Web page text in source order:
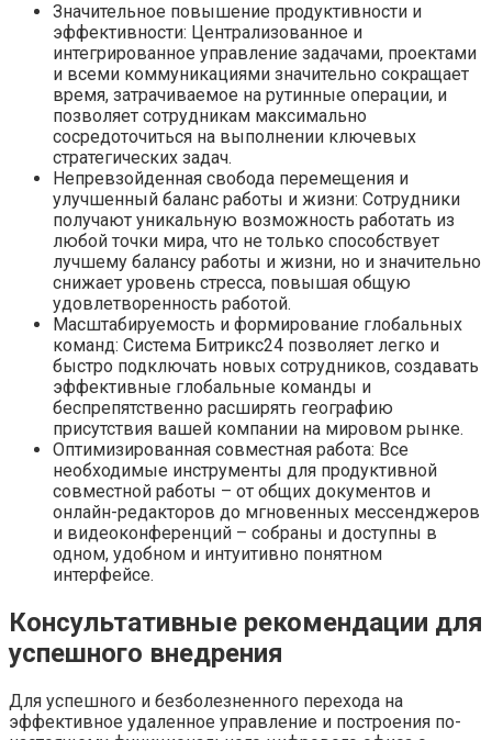
Значительное повышение продуктивности и
эффективности: Централизованное и
интегрированное управление задачами, проектами
и всеми коммуникациями значительно сокращает
время, затрачиваемое на рутинные операции, и
позволяет сотрудникам максимально
сосредоточиться на выполнении ключевых
стратегических задач.
Непревзойденная свобода перемещения и
улучшенный баланс работы и жизни: Сотрудники
получают уникальную возможность работать из
любой точки мира, что не только способствует
лучшему балансу работы и жизни, но и значительно
снижает уровень стресса, повышая общую
удовлетворенность работой.
Масштабируемость и формирование глобальных
команд: Система Битрикс24 позволяет легко и
быстро подключать новых сотрудников, создавать
эффективные глобальные команды и
беспрепятственно расширять географию
присутствия вашей компании на мировом рынке.
Оптимизированная совместная работа: Все
необходимые инструменты для продуктивной
совместной работы – от общих документов и
онлайн-редакторов до мгновенных мессенджеров
и видеоконференций – собраны и доступны в
одном, удобном и интуитивно понятном
интерфейсе.
Консультативные рекомендации для
успешного внедрения
Для успешного и безболезненного перехода на
эффективное удаленное управление и построения по-